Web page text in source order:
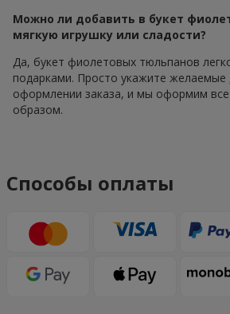
Можно ли добавить в букет
мягкую игрушку или сладости?
Да, букет фиолетовых тюльпанов
подарками. Просто укажите желаемые
оформлении заказа, и мы оформим
образом.
Способы оплаты